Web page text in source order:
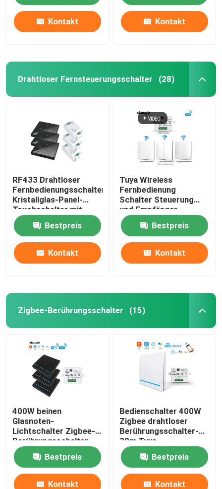
Kontakt Kontakt
Drahtloser Fernsteuerungsschalter (28)
RF433 Drahtloser
Fernbedienungsschalter
Kristallglas-Panel-
Touchschalter mit
10A-Schalter
Bestpreis
Kontakt
Tuya Wireless
Fernbedienung
Schalter Steuerung
und Empfänger
Übereinstimmung mit
Tuya Modul
Unterstützung Google
Alexa Sprachsteuerung
Bestpreis
Kontakt
Zigbee-Berührungsschalter (15)
400W beinen
Glasnoten-
Lichtschalter Zigbee-
Berührungsschalter-
86*86*35mm aus
Bestpreis
Kontakt
Bedienschalter 400W
Zigbee drahtloser
Berührungsschalter-
30m Tuya
Bestpreis
Kontakt